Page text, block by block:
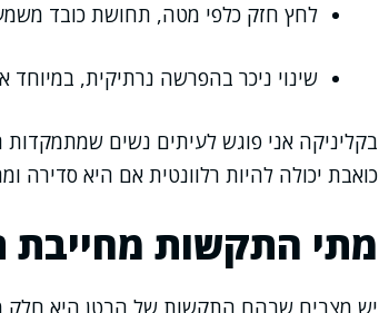
לחץ חזק כלפי מטה, תחושת כובד
שינוי ניכר בהפרשה נרתיקית, במיוחד
בקליניקה אני פוגש לעיתים נשים
כואבת יכולה להיות רלוונטית אם היא סדירה
מתי התקשות מחייבת
יש מצבים שבהם התקשות של הבטן היא חלק